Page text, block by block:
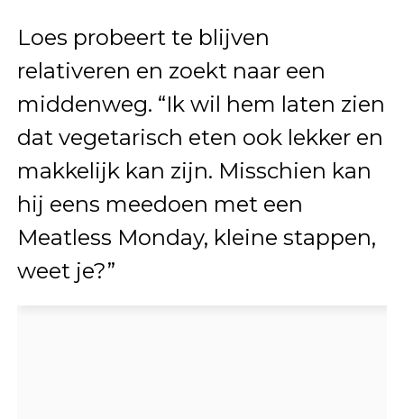
Loes probeert te blijven
relativeren en zoekt naar een
middenweg. “Ik wil hem laten zien
dat vegetarisch eten ook lekker en
makkelijk kan zijn. Misschien kan
hij eens meedoen met een
Meatless Monday, kleine stappen,
weet je?”